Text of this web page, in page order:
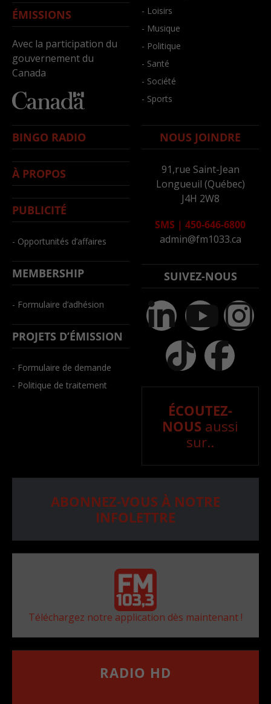
ÉMISSIONS
Avec la participation du
gouvernement du
Canada
- Loisirs
- Musique
- Politique
- Santé
- Société
- Sports
BINGO RADIO
À PROPOS
PUBLICITÉ
- Opportunités d’affaires
MEMBERSHIP
- Formulaire d’adhésion
PROJETS D’ÉMISSION
- Formulaire de demande
- Politique de traitement
NOUS JOINDRE
91,rue Saint-Jean
Longueuil (Québec)
J4H 2W8
SMS | 450-646-6800
admin@fm1033.ca
SUIVEZ-NOUS
ÉCOUTEZ-
NOUS aussi
sur..
ABONNEZ-VOUS À NOTRE
INFOLETTRE
Téléchargez notre application dès maintenant !
RADIO HD